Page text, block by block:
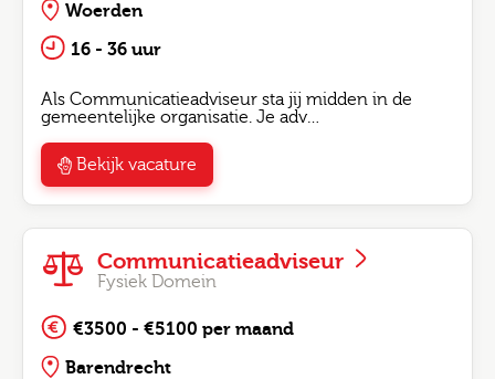
Woerden
16 - 36 uur
Als Communicatieadviseur sta jij midden in de
gemeentelijke organisatie. Je adv…
Bekijk vacature
Communicatieadviseur
Fysiek Domein
€3500 - €5100 per maand
Barendrecht